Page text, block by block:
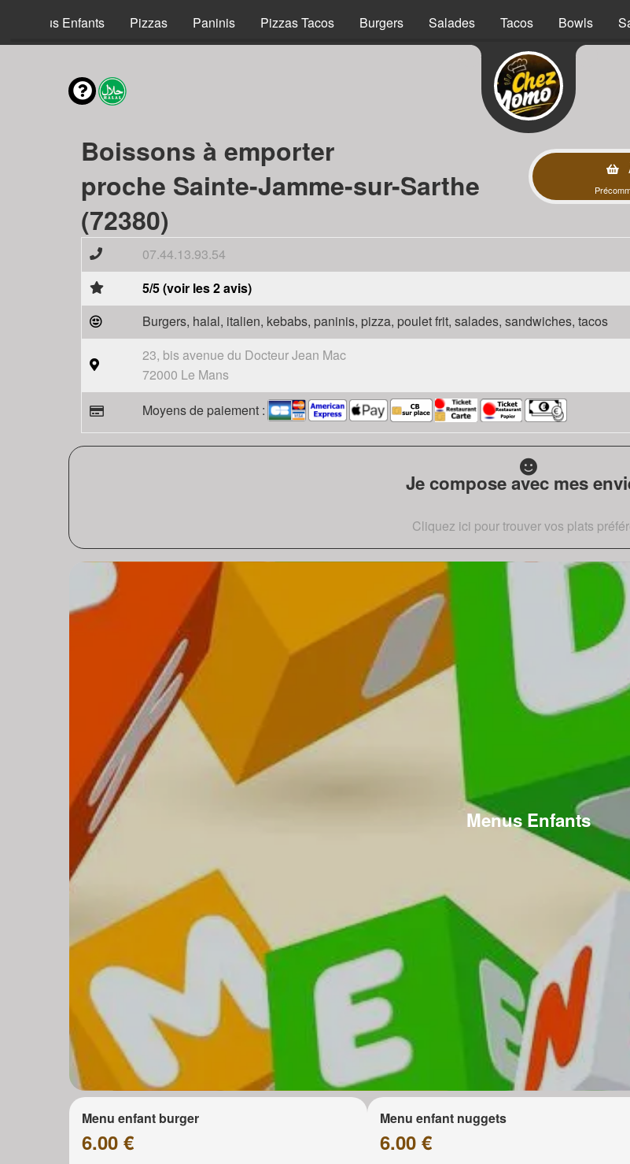
Menus Enfants Pizzas Paninis Pizzas Tacos Burgers Salades Tacos Bowls
Boissons à emporter
proche Sainte-Jamme-sur-Sarthe
(72380)
07.44.13.93.54
5/5 (voir les 2 avis)
Burgers, halal, italien, kebabs, paninis, pizza, poulet frit, salades, sandwiches, tacos
23, bis avenue du Docteur Jean Mac
72000 Le Mans
Moyens de paiement :
Je compose avec mes
Cliquez ici pour trouver vos plats
Menus Enfants
Menu enfant burger
6.00 €
Menu enfant nuggets
6.00 €